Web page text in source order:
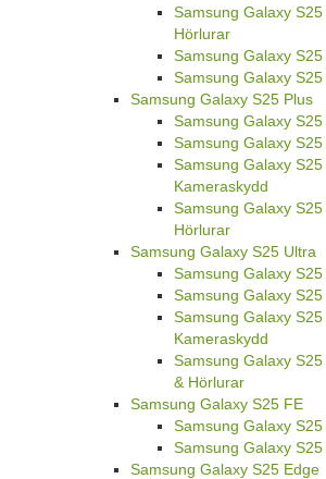
Samsung Galaxy
Hörlurar
Samsung Galaxy
Samsung Galaxy S25
Samsung Galaxy S25 Plus
Samsung Galaxy
Samsung Galaxy
Samsung Galaxy
Kameraskydd
Samsung Galaxy
Hörlurar
Samsung Galaxy S25 Ultra
Samsung Galaxy
Samsung Galaxy
Samsung Galaxy
Kameraskydd
Samsung Galaxy
& Hörlurar
Samsung Galaxy S25 FE
Samsung Galaxy
Samsung Galaxy
Samsung Galaxy S25 Edge